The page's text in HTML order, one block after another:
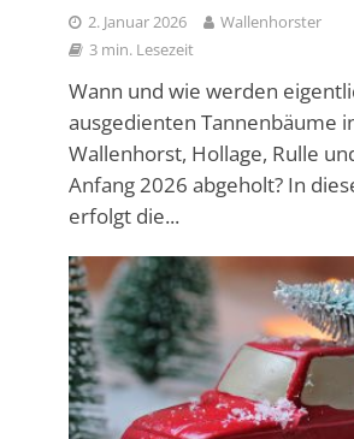
2. Januar 2026
Wallenhorster
3 min. Lesezeit
Wann und wie werden
ausgedienten Tannenbäume
Wallenhorst, Hollage, Rulle
Anfang 2026 abgeholt? In
erfolgt die...